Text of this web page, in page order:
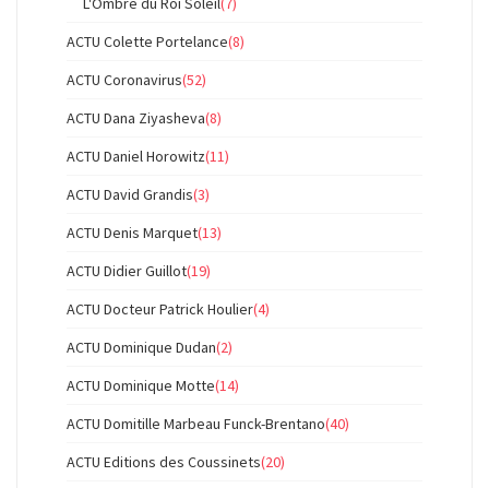
ACTU Colette Portelance(8)
ACTU Coronavirus(52)
ACTU Dana Ziyasheva(8)
ACTU Daniel Horowitz(11)
ACTU David Grandis(3)
ACTU Denis Marquet(13)
ACTU Didier Guillot(19)
ACTU Docteur Patrick Houlier(4)
ACTU Dominique Dudan(2)
ACTU Dominique Motte(14)
ACTU Domitille Marbeau Funck-Brentano(40)
ACTU Editions des Coussinets(20)